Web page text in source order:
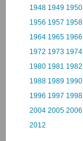
1948 1949 1950
1956 1957 1958
1964 1965 1966
1972 1973 1974
1980 1981 1982
1988 1989 1990
1996 1997 1998
2004 2005 2006
2012